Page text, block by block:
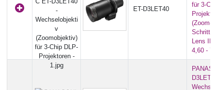
ET-D3LET40
für 3-
(Zoom-
Lens
4,60 -